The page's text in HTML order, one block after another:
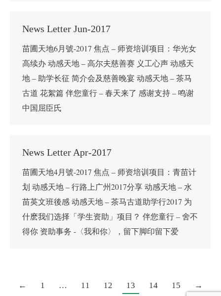
News Letter Jun-2017
苗圃天地6月號-2017 焦点 – 师资培训项目：华光女
高续办 动感天地 – 高尔夫慈善赛 义工心声 动感天
地 – 助学长征 简介会及慈善晚宴 动感天地 – 茶马
古道 花絮篇 伴您童行 – 春天来了 感谢支持 – 鸣谢
中国屈臣氏
News Letter Apr-2017
苗圃天地4月號-2017 焦点 – 师资培训项目：青苗计
划 动感天地 – 行路上广州2017分享 动感天地 – 水
苗英文班後感 动感天地 – 茶马古道助学行2017 为
什麽我们选择「学生资助」项目？ 伴您童行 – 舍不
得你 资助事务 -〈我和你〉，留下脚印留下爱
← 1 … 11 12 13 14 15 →